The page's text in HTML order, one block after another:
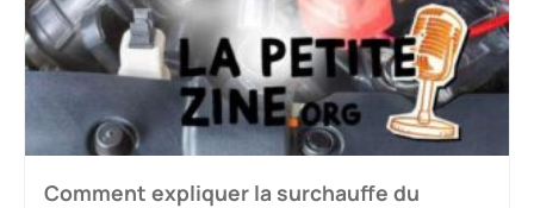
Comment expliquer la surchauffe du